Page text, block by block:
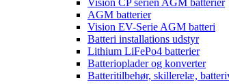
Vision CP serien AGM batterier
AGM batterier
Vision EV-Serie AGM batteri
Batteri installations udstyr
Lithium LiFePo4 batterier
Batterioplader og konverter
Batteritilbehør, skillerelæ,